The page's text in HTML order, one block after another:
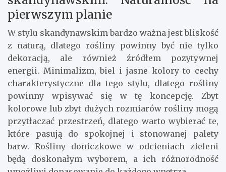
pierwszym planie
W stylu skandynawskim bardzo ważna jest bliskość
z naturą, dlatego rośliny powinny być nie tylko
dekoracją, ale również źródłem pozytywnej
energii. Minimalizm, biel i jasne kolory to cechy
charakterystyczne dla tego stylu, dlatego rośliny
powinny wpisywać się w tę koncepcję. Zbyt
kolorowe lub zbyt dużych rozmiarów rośliny mogą
przytłaczać przestrzeń, dlatego warto wybierać te,
które pasują do spokojnej i stonowanej palety
barw. Rośliny doniczkowe w odcieniach zieleni
będą doskonałym wyborem, a ich różnorodność